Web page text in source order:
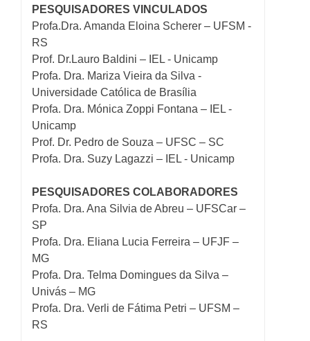
PESQUISADORES VINCULADOS
Profa.Dra. Amanda Eloina Scherer – UFSM -
RS
Prof. Dr.Lauro Baldini – IEL - Unicamp
Profa. Dra. Mariza Vieira da Silva -
Universidade Católica de Brasília
Profa. Dra. Mónica Zoppi Fontana – IEL -
Unicamp
Prof. Dr. Pedro de Souza – UFSC – SC
Profa. Dra. Suzy Lagazzi – IEL - Unicamp
PESQUISADORES COLABORADORES
Profa. Dra. Ana Silvia de Abreu – UFSCar –
SP
Profa. Dra. Eliana Lucia Ferreira – UFJF –
MG
Profa. Dra. Telma Domingues da Silva –
Univás – MG
Profa. Dra. Verli de Fátima Petri – UFSM –
RS